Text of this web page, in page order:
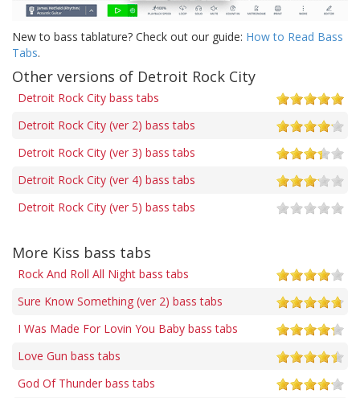
New to bass tablature? Check out our guide: How to Read Bass
Tabs.
Other versions of Detroit Rock City
Detroit Rock City bass tabs
Detroit Rock City (ver 2) bass tabs
Detroit Rock City (ver 3) bass tabs
Detroit Rock City (ver 4) bass tabs
Detroit Rock City (ver 5) bass tabs
More Kiss bass tabs
Rock And Roll All Night bass tabs
Sure Know Something (ver 2) bass tabs
I Was Made For Lovin You Baby bass tabs
Love Gun bass tabs
God Of Thunder bass tabs